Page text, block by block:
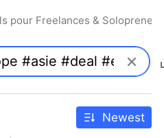
pour Freelances &
Newest